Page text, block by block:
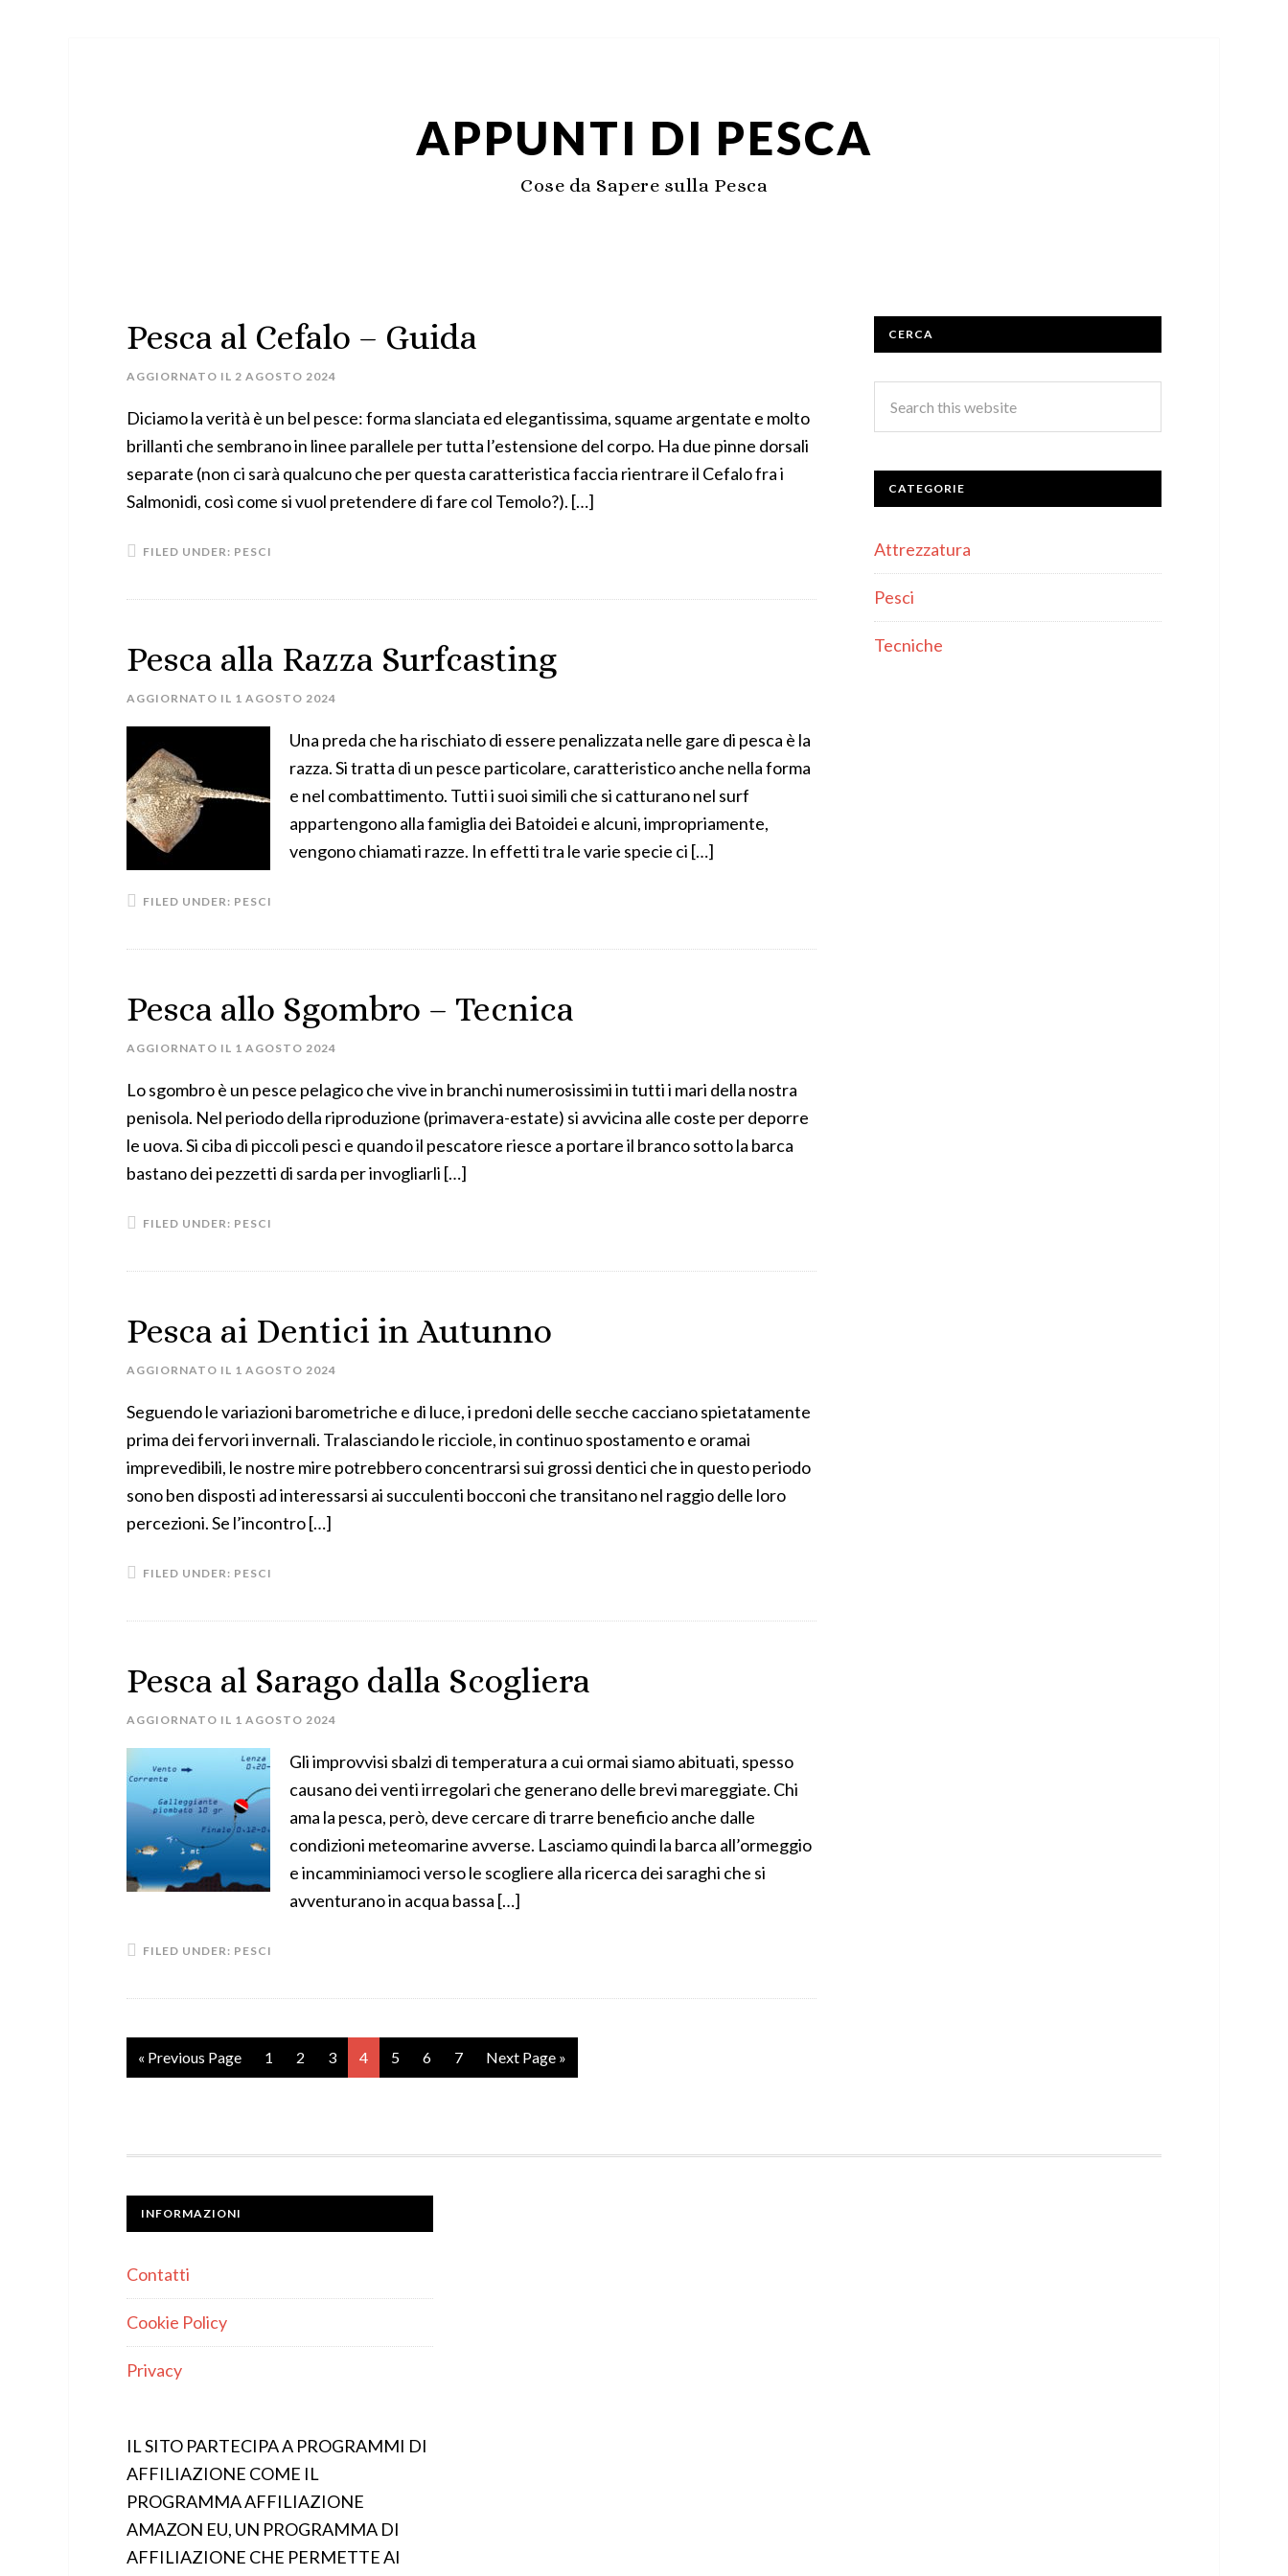
APPUNTI DI PESCA
Cose da Sapere sulla Pesca
Pesca al Cefalo – Guida
AGGIORNATO IL 2 AGOSTO 2024
Diciamo la verità è un bel pesce: forma slanciata ed elegantissima, squame argentate e molto
brillanti che sembrano in linee parallele per tutta l’estensione del corpo. Ha due pinne dorsali
separate (non ci sarà qualcuno che per questa caratteristica faccia rientrare il Cefalo fra i
Salmonidi, così come si vuol pretendere di fare col Temolo?). […]
FILED UNDER: PESCI
Pesca alla Razza Surfcasting
AGGIORNATO IL 1 AGOSTO 2024
Una preda che ha rischiato di essere penalizzata nelle gare di pesca è la
razza. Si tratta di un pesce particolare, caratteristico anche nella forma
e nel combattimento. Tutti i suoi simili che si catturano nel surf
appartengono alla famiglia dei Batoidei e alcuni, impropriamente,
vengono chiamati razze. In effetti tra le varie specie ci […]
FILED UNDER: PESCI
Pesca allo Sgombro – Tecnica
AGGIORNATO IL 1 AGOSTO 2024
Lo sgombro è un pesce pelagico che vive in branchi numerosissimi in tutti i mari della nostra
penisola. Nel periodo della riproduzione (primavera-estate) si avvicina alle coste per deporre
le uova. Si ciba di piccoli pesci e quando il pescatore riesce a portare il branco sotto la barca
bastano dei pezzetti di sarda per invogliarli […]
FILED UNDER: PESCI
Pesca ai Dentici in Autunno
AGGIORNATO IL 1 AGOSTO 2024
Seguendo le variazioni barometriche e di luce, i predoni delle secche cacciano spietatamente
prima dei fervori invernali. Tralasciando le ricciole, in continuo spostamento e oramai
imprevedibili, le nostre mire potrebbero concentrarsi sui grossi dentici che in questo periodo
sono ben disposti ad interessarsi ai succulenti bocconi che transitano nel raggio delle loro
percezioni. Se l’incontro […]
FILED UNDER: PESCI
Pesca al Sarago dalla Scogliera
AGGIORNATO IL 1 AGOSTO 2024
Gli improvvisi sbalzi di temperatura a cui ormai siamo abituati, spesso
causano dei venti irregolari che generano delle brevi mareggiate. Chi
ama la pesca, però, deve cercare di trarre beneficio anche dalle
condizioni meteomarine avverse. Lasciamo quindi la barca all’ormeggio
e incamminiamoci verso le scogliere alla ricerca dei saraghi che si
avventurano in acqua bassa […]
FILED UNDER: PESCI
« Previous Page 1 2 3 4 5 6 7 Next Page »
CERCA
CATEGORIE
Attrezzatura
Pesci
Tecniche
INFORMAZIONI
Contatti
Cookie Policy
Privacy
IL SITO PARTECIPA A PROGRAMMI DI
AFFILIAZIONE COME IL
PROGRAMMA AFFILIAZIONE
AMAZON EU, UN PROGRAMMA DI
AFFILIAZIONE CHE PERMETTE AI